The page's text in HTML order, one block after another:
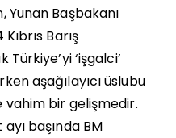
Başbakanı
Barış
‘işgalci’
aşağılayıcı üslubu
bir gelişmedir.
başında BM